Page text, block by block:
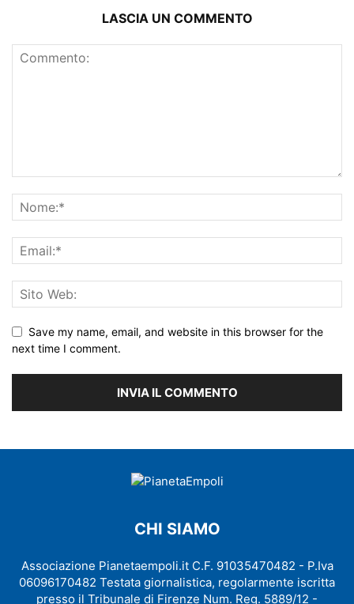
LASCIA UN COMMENTO
Save my name, email, and website in this browser for the
next time I comment.
CHI SIAMO
Associazione Pianetaempoli.it C.F. 91035470482 - P.Iva
06096170482 Testata giornalistica, regolarmente iscritta
presso il Tribunale di Firenze Num. Reg. 5889/12 -